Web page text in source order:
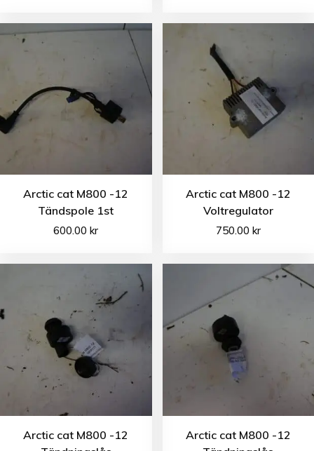
Arctic cat M800 -12
Tändspole 1st
600.00kr
Arctic cat M800 -12
Voltregulator
750.00 kr
Arctic cat M800 -12
Arctic cat M800 -12